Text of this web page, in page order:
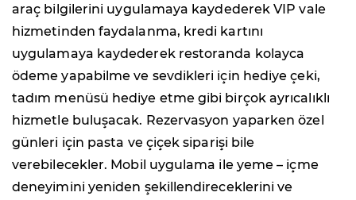
araç bilgilerini uygulamaya kaydederek VIP vale
hizmetinden faydalanma, kredi kartını
uygulamaya kaydederek restoranda kolayca
ödeme yapabilme ve sevdikleri için hediye çeki,
tadım menüsü hediye etme gibi birçok ayrıcalıklı
hizmetle buluşacak. Rezervasyon yaparken özel
günleri için pasta ve çiçek siparişi bile
verebilecekler. Mobil uygulama ile yeme – içme
deneyimini yeniden şekillendireceklerini ve